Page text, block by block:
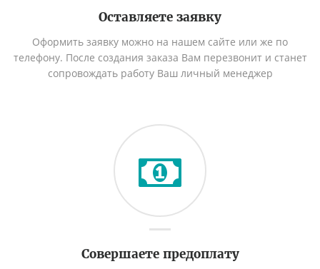
Оставляете заявку
Оформить заявку можно на нашем сайте или же по
телефону. После создания заказа Вам перезвонит и станет
сопровождать работу Ваш личный менеджер
Совершаете предоплату